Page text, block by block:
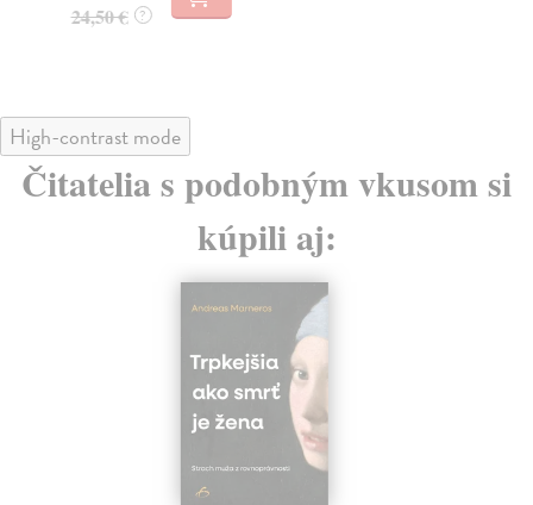
24,50 € ?
High-contrast mode
Čitatelia s podobným vkusom si
kúpili aj: